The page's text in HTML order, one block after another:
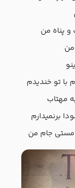
پناه من
من
با تو خندیدم
مهتاب
برنمیدارم
مستی جام من